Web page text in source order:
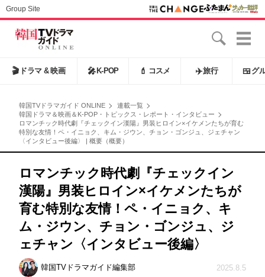
Group Site
🎬 ドラマ & 映画 🎤 K-POP 💄 コスメ ✈️旅行 🍱 グ
韓国TVドラマガイド ONLINE
連載一覧
韓国ドラマ＆映画＆K-POP・トピックス・レポート・インタビュー
ロマンチック時代劇『チェックイン漢陽』男装ヒロイン×イケメンたちが育む
特別な友情！ペ・イニョク、キム・ジウン、チョン・ゴンジュ、ジェチャン
〈インタビュー後編〉 | 概要（概要）
ロマンチック時代劇『チェックイン
漢陽』男装ヒロイン×イケメンたちが
育む特別な友情！ペ・イニョク、キ
ム・ジウン、チョン・ゴンジュ、ジ
ェチャン〈インタビュー後編〉
韓国TVドラマガイド編集部 2025.8.5